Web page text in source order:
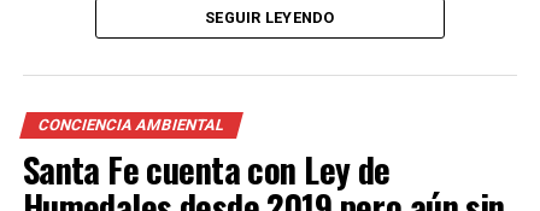
intereses económicos y no los ambientales”.
También, el Intendente manifestó su preocupación ante
la posibilidad de que la ley no sea tratada este año y en
ese sentido dijo: “no lo vamos a permitir y vamos a
seguir trabajando porque somos conscientes de que la
solución, a futuro, es la regulación a través de la Ley de
SEGUIR LEYENDO
CONCIENCIA AMBIENTAL
Santa Fe cuenta con Ley de